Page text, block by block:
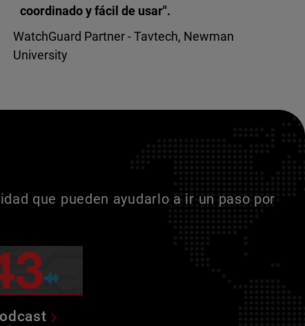
coordinado y fácil de usar".
WatchGuard Partner - Tavtech, Newman
University
que pueden ayudarlo a ir un paso por